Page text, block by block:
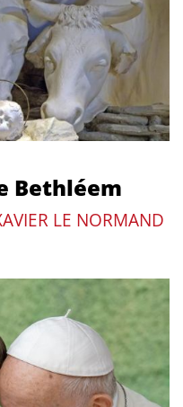
Bethléem
LE NORMAND